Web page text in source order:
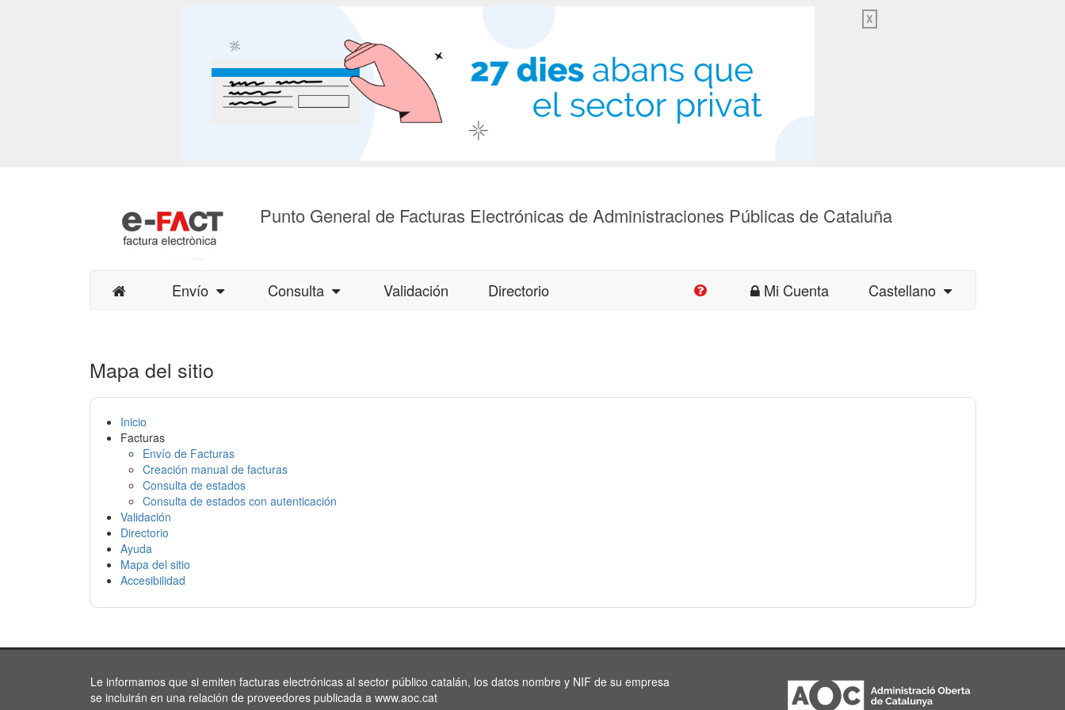
X
Punto General de Facturas Electrónicas de Administraciones Públicas de Cataluña
Envío Consulta Validación Directorio Mi Cuenta Castellano
Mapa del sitio
Inicio
Facturas
Envío de Facturas
Creación manual de facturas
Consulta de estados
Consulta de estados con autenticación
Validación
Directorio
Ayuda
Mapa del sitio
Accesibilidad
Le informamos que si emiten facturas electrónicas al sector público catalán, los datos nombre y NIF de su empresa
se incluirán en una relación de proveedores publicada a www.aoc.cat